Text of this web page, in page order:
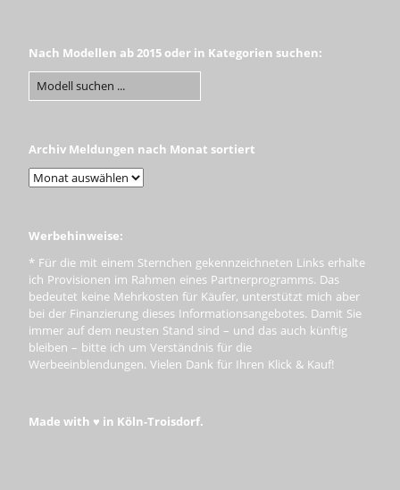
Nach Modellen ab 2015 oder in Kategorien suchen:
Archiv Meldungen nach Monat sortiert
Werbehinweise:
* Für die mit einem Sternchen gekennzeichneten Links erhalte
ich Provisionen im Rahmen eines Partnerprogramms. Das
bedeutet keine Mehrkosten für Käufer, unterstützt mich aber
bei der Finanzierung dieses Informationsangebotes. Damit Sie
immer auf dem neusten Stand sind – und das auch künftig
bleiben – bitte ich um Verständnis für die
Werbeeinblendungen. Vielen Dank für Ihren Klick & Kauf!
Made with ♥ in Köln-Troisdorf.